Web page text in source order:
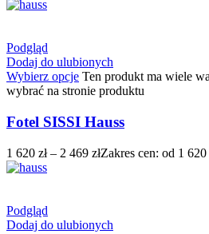
Podgląd
Dodaj do ulubionych
Wybierz opcje Ten produkt ma wiele
wybrać na stronie produktu
Fotel SISSI Hauss
1 620 zł – 2 469 złZakres cen: od 1 620
Podgląd
Dodaj do ulubionych